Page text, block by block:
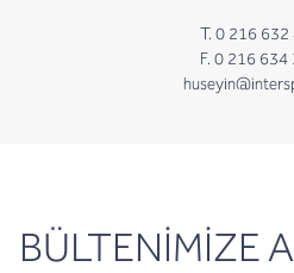
T. 0 216 632
F. 0 216 634
BÜLTENİMİZE